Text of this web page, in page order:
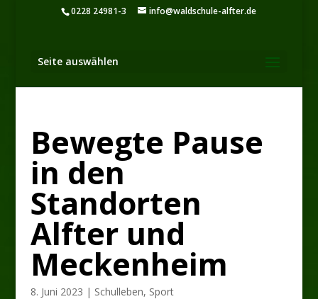
0228 24981-3 info@waldschule-alfter.de
Seite auswählen
Bewegte Pause
in den
Standorten
Alfter und
Meckenheim
8. Juni 2023 | Schulleben, Sport